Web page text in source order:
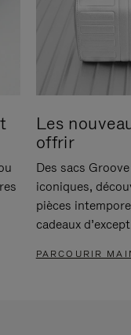
Les
offrir
Des sacs
iconiques,
pièces
cadeaux
PARCOURIR